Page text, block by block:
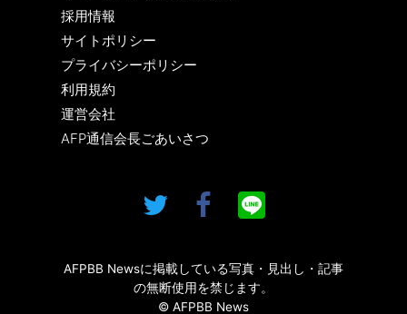
採用情報
サイトポリシー
プライバシーポリシー
利用規約
運営会社
AFP通信会長ごあいさつ
AFPBB Newsに掲載している写真・見出し・記事
の無断使用を禁じます。
© AFPBB News